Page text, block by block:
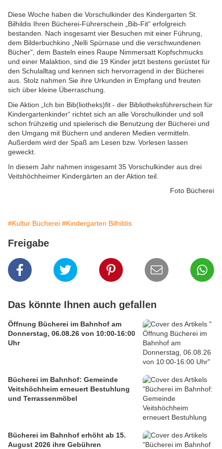
Diese Woche haben die Vorschulkinder des Kindergarten St.
Bilhildis Ihren Bücherei-Führerschein „Bib-Fit“ erfolgreich
bestanden. Nach insgesamt vier Besuchen mit einer Führung,
dem Bilderbuchkino „Nelli Spürnase und die verschwundenen
Bücher", dem Basteln eines Raupe Nimmersatt Kopfschmucks
und einer Malaktion, sind die 19 Kinder jetzt bestens gerüstet für
den Schulalltag und kennen sich hervorragend in der Bücherei
aus. Stolz nahmen Sie ihre Urkunden in Empfang und freuten
sich über kleine Überraschung.
Die Aktion „Ich bin Bib(liotheks)fit - der Bibliotheksführerschein für
Kindergartenkinder“ richtet sich an alle Vorschulkinder und soll
schon frühzeitig und spielerisch die Benutzung der Bücherei und
den Umgang mit Büchern und anderen Medien vermitteln.
Außerdem wird der Spaß am Lesen bzw. Vorlesen lassen
geweckt.
In diesem Jahr nahmen insgesamt 35 Vorschulkinder aus drei
Veitshöchheimer Kindergärten an der Aktion teil.
Foto Bücherei
#Kultur Bücherei #Kindergarten Bilhildis
Freigabe
Das könnte Ihnen auch gefallen
Öffnung Bücherei im Bahnhof am
Donnerstag, 06.08.26 von 10:00-16:00
Uhr
Bücherei im Bahnhof: Gemeinde
Veitshöchheim erneuert Bestuhlung
und Terrassenmöbel
Bücherei im Bahnhof erhöht ab 15.
August 2026 ihre Gebühren